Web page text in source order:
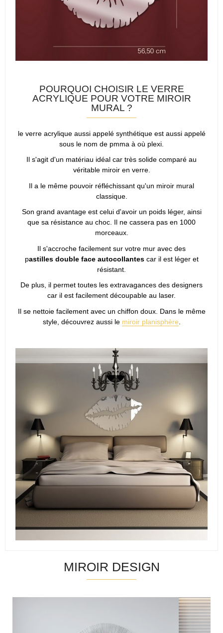
POURQUOI CHOISIR LE VERRE
ACRYLIQUE POUR VOTRE MIROIR
MURAL ?
le verre acrylique aussi appelé synthétique est aussi appelé
sous le nom de pmma à où plexi.
Il s'agit d'un matériau idéal car très solide comparé au
véritable miroir en verre.
Il a le même pouvoir réfléchissant qu'un miroir mural
classique.
Son grand avantage est celui d'avoir un poids léger, ainsi
que sa résistance au choc. Il ne cassera pas en 1000
morceaux.
Il s'accroche facilement sur votre mur avec des
pastilles double face autocollantescar il est léger et
résistant.
De plus, il permet toutes les extravagances des designers
car il est facilement découpable au laser.
Il se nettoie facilement avec un chiffon doux. Dans le même
style, découvrez aussi le miroir planisphère
MIROIR DESIGN